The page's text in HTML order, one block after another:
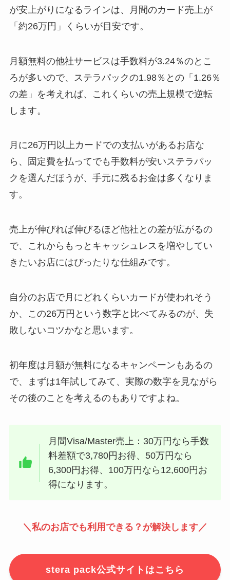
が安上がりになるラインは、月間のカード売上が
「約26万円」くらいが目安です。
月額無料の他社サービスは手数料が3.24％のとこ
ろが多いので、ステラパックの1.98％との「1.26％
の差」を考えれば、これくらいの売上規模で逆転
します。
月に26万円以上カードでの支払いがあるお店な
ら、固定費を払ってでも手数料が安いステラパッ
クを選んだほうが、手元に残るお金は多くなりま
す。
売上が伸びれば伸びるほど他社との差が広がるの
で、これからもっとキャッシュレスを増やしてい
きたいお店にはぴったりな仕組みです。
自分のお店で月にどれくらいカードが使われそう
か、この26万円という数字と比べてみるのが、失
敗しないコツかなと思います。
初年度は月額が無料になるキャンペーンもあるの
で、まずは1年試してみて、実際の数字を見ながら
その後のことを考えるのもありですよね。
月間Visa/Master売上：30万円なら手数
料差額で3,780円お得、50万円なら
6,300円お得、100万円なら12,600円お
得になります。
＼私のお店でも利用できる？が解決 します／
stera pack公式サイトはこちら